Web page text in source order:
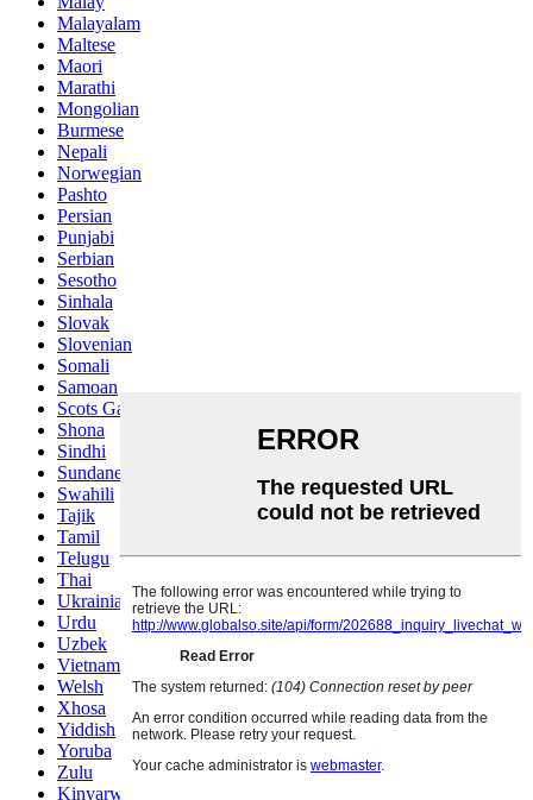
Malayalam
Maltese
Maori
Marathi
Mongolian
Burmese
Nepali
Norwegian
Pashto
Persian
Punjabi
Serbian
Sesotho
Sinhala
Slovak
Slovenian
Somali
Samoan
Scots Gaelic
Shona
Sindhi
Sundanese
Swahili
Tajik
Tamil
Telugu
Thai
Ukrainian
Urdu
Uzbek
Vietnamese
Welsh
Xhosa
Yiddish
Yoruba
Zulu
Kinyarwanda